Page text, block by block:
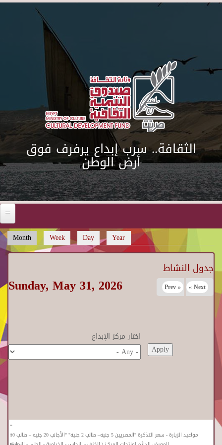
Skip to main content
الثقافة.. سرب إبداع يرفرف فوق
أرض الوطن
Primary tabs
Month (active tab)
Week Day Year
جدول النشاط
Sunday, May 31, 2026 « Prev Next »
اختار مركز الإبداع
«
مواعيد الزيارة - سعر التذكرة "المصريين 5 جنيه– طالب 2 جنيه" "الأجانب 20 جنيه – طالب 10
«